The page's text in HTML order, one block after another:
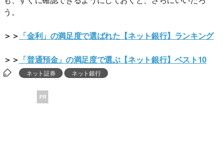
う。
＞＞ 「金利」の満足度で選ばれた【ネット銀行】ランキング
＞＞ 「普通預金」の満足度で選ぶ【ネット銀行】ベスト10
ネット証券 ネット銀行
PR